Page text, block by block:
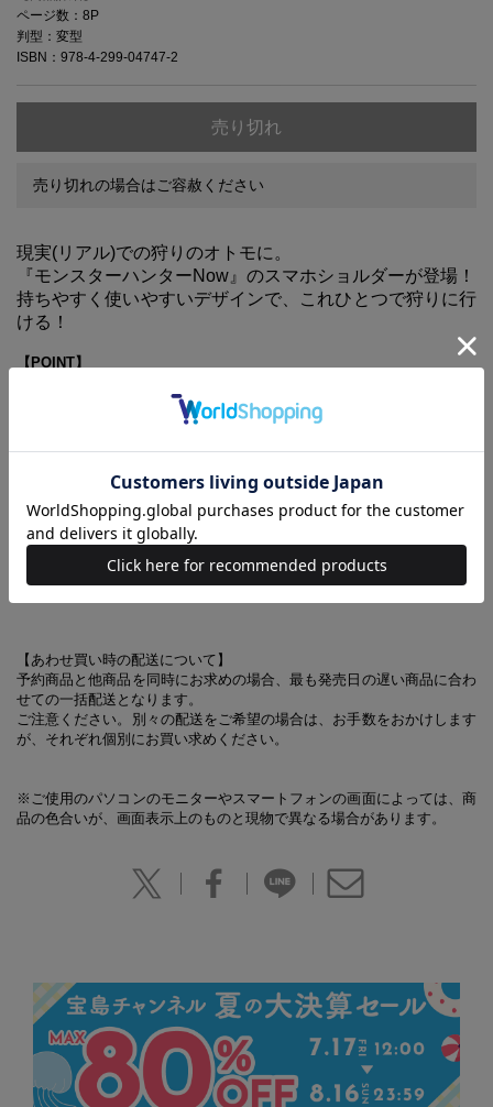
ページ数：8P
判型：変型
ISBN：978-4-299-04747-2
売り切れ
売り切れの場合はご容赦ください
現実(リアル)での狩りのオトモに。
『モンスターハンターNow』のスマホショルダーが登場！
持ちやすく使いやすいデザインで、これひとつで狩りに行
ける！
【POINT】
スマホが取り出しやすいフロントポケット&バックポケットのほかに、
メッシュポケットとカードポケット×3もついており、アイテムの整理が
○細部にもこだわりが満載
裏地はモンスターアイコンの総柄に！
さりげないロゴもアクセントです。
（C） 2023 Niantic. Characters / Artwork / Music
（C） CAPCOM CO., LTD.
【あわせ買い時の配送について】
予約商品と他商品を同時にお求めの場合、最も発売日の遅い商品に合わ
せての一括配送となります。
ご注意ください。別々の配送をご希望の場合は、お手数をおかけします
が、それぞれ個別にお買い求めください。
※ご使用のパソコンのモニターやスマートフォンの画面によっては、商
品の色合いが、画面表示上のものと現物で異なる場合があります。